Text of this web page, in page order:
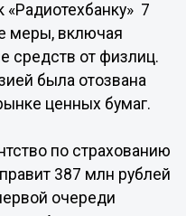
«Радиотехбанку» 7
меры, включая
средств от физлиц.
была отозвана
ценных бумаг.
по страхованию
387 млн рублей
очереди